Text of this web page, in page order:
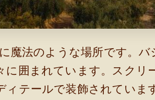
魔法のような場所です。
に囲まれています。スクリ
ィテールで装飾されていま